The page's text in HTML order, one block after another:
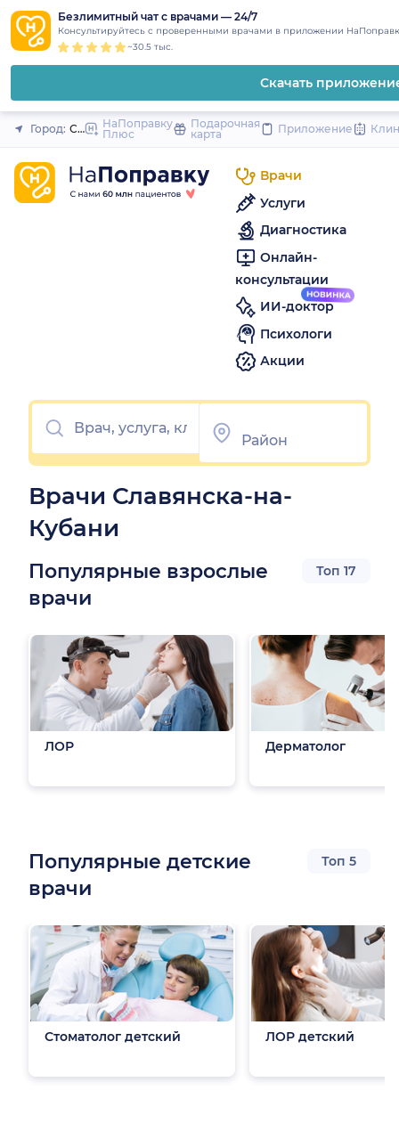
content
Безлимитный чат с врачами — 24/7
Консультируйтесь с проверенными врачами в приложении
~30.5 тыс.
Скачать
Закрыть
(станица)
Город: Славянск-на-Кубани
НаПоправку
Плюс
Подарочная
карта
Приложение
Врачи
Услуги
Диагностика
Онлайн-
консультации
ИИ-доктор
Психологи
Акции
Врачи Славянска-на-
Кубани
Популярные взрослые
врачи
Топ 17
ЛОР Дерматолог
Популярные детские
врачи
Топ 5
Стоматолог детский ЛОР детский